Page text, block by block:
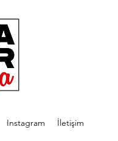
Instagram İletişim